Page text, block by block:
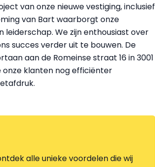
van onze nieuwe vestiging, inclusief
van Bart waarborgt onze
We zijn enthousiast over
succes verder uit te bouwen. De
aan de Romeinse straat 16 in 3001
onze klanten nog efficiënter
alle unieke voordelen die wij